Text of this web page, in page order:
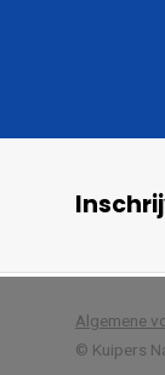
Algemene
© Kuipers